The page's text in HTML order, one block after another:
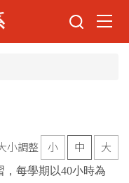
小調整 小 中 大
，每學期以40小時為